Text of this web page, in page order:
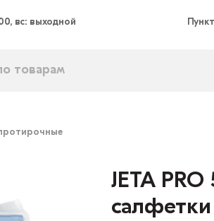
вс: выходной
JETA